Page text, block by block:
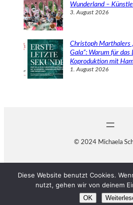
Wunderland –
3. August 2026
Christoph Marthalers
Gala“: Warum für das
Koproduktion mit
1. August 2026
© 2024 Michaela
Diese Website benutzt Cookies.
nutzt, gehen wir von deinem
OK